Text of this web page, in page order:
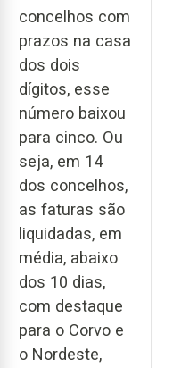
concelhos com
prazos na casa
dos dois
dígitos, esse
número baixou
para cinco. Ou
seja, em 14
dos concelhos,
as faturas são
liquidadas, em
média, abaixo
dos 10 dias,
com destaque
para o Corvo e
o Nordeste,